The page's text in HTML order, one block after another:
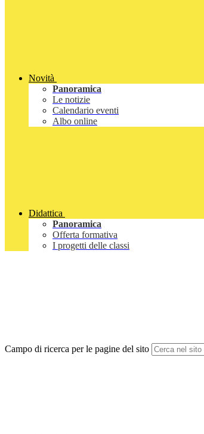
Novità
Panoramica
Le notizie
Calendario eventi
Albo online
Didattica
Panoramica
Offerta formativa
I progetti delle classi
Campo di ricerca per le pagine del sito